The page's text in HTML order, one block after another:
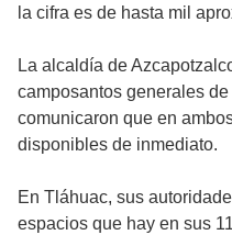
la cifra es de hasta mil
La alcaldía de
camposantos generales
comunicaron que en
disponibles de inmediato.
En Tláhuac, sus
espacios que hay en sus